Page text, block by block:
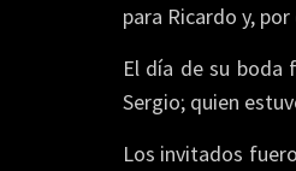
para Ricardo y,
El día de su boda
Sergio; quien
Los invitados